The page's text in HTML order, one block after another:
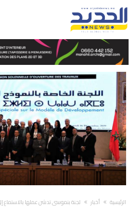
‫الرئيسية‬ أخبار لجنة بنموسى تدشن عملها بالاستماع